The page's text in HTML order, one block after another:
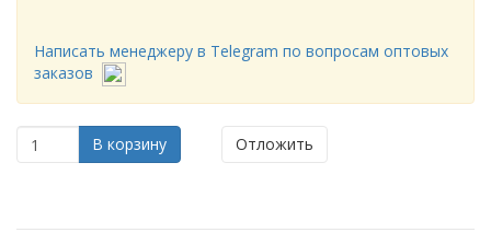
Написать менеджеру в Telegram по вопросам оптовых
заказов
В корзину Отложить